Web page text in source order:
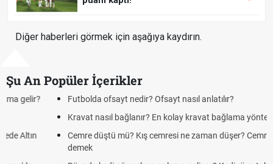
Diğer haberleri görmek için aşağıya kaydırın.
Şu An Popüler İçerikler
Futbolda ofsayt nedir? Ofsayt nasıl anlatılır?
Kravat nasıl bağlanır? En kolay kravat bağlama yöntemi
Cemre düştü mü? Kış cemresi ne zaman düşer? Cemre düştü ne